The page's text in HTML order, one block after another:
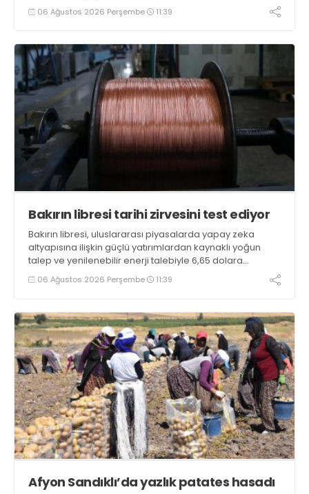
06 Ağustos 2026 Perşembe 11:39
Bakırın libresi tarihi zirvesini test ediyor
Bakırın libresi, uluslararası piyasalarda yapay zeka
altyapısına ilişkin güçlü yatırımlardan kaynaklı yoğun
talep ve yenilenebilir enerji talebiyle 6,65 dolara
ulaşarak tarihi zirvesini test ediyor
06 Ağustos 2026 Perşembe 11:39
Afyon Sandıklı’da yazlık patates hasadı